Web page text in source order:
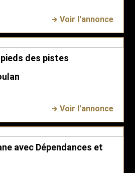
Voir l'annonce
des pistes
Voir l'annonce
avec Dépendances et